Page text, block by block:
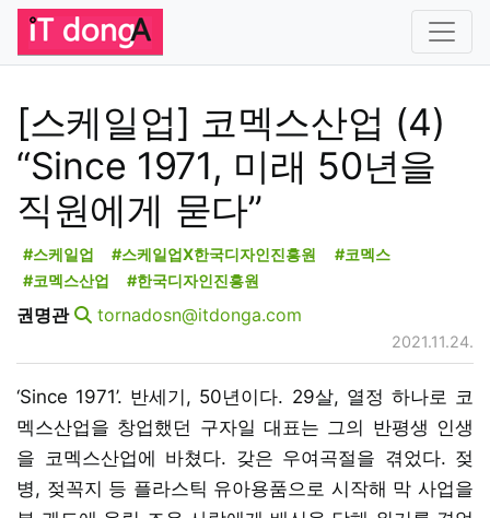
[스케일업] 코멕스산업 (4)
“Since 1971, 미래 50년을
직원에게 묻다”
#스케일업 #스케일업X한국디자인진흥원
#코멕스
#코멕스산업
#한국디자인진흥원
권명관 tornadosn@itdonga.com
2021.11.24.
‘Since 1971’. 반세기, 50년이다. 29살, 열정 하나로 코
멕스산업을 창업했던 구자일 대표는 그의 반평생 인생
을 코멕스산업에 바쳤다. 갖은 우여곡절을 겪었다. 젖
병, 젖꼭지 등 플라스틱 유아용품으로 시작해 막 사업을